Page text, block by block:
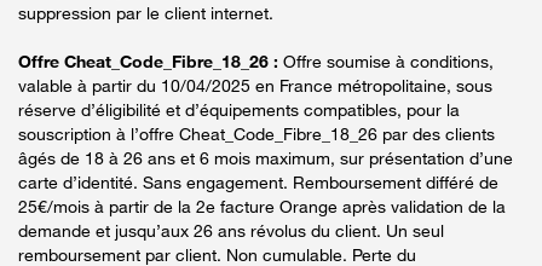
suppression par le client internet.
Offre Cheat_Code_Fibre_18_26 : Offre soumise à conditions,
valable à partir du 10/04/2025 en France métropolitaine, sous
réserve d’éligibilité et d’équipements compatibles, pour la
souscription à l’offre Cheat_Code_Fibre_18_26 par des clients
âgés de 18 à 26 ans et 6 mois maximum, sur présentation d’une
carte d’identité. Sans engagement. Remboursement différé de
25€/mois à partir de la 2e facture Orange après validation de la
demande et jusqu’aux 26 ans révolus du client. Un seul
remboursement par client. Non cumulable. Perte du